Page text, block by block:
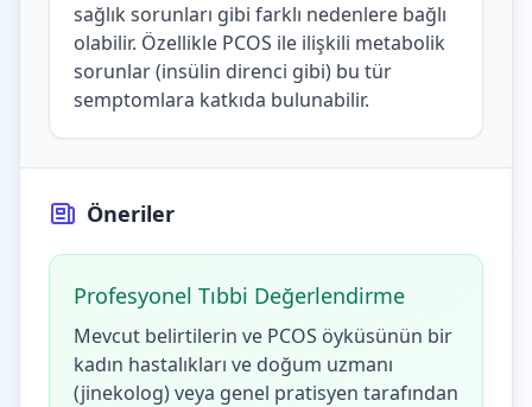
sağlık sorunları gibi farklı nedenlere bağlı
olabilir. Özellikle PCOS ile ilişkili metabolik
sorunlar (insülin direnci gibi) bu tür
semptomlara katkıda bulunabilir.
Öneriler
Profesyonel Tıbbi Değerlendirme
Mevcut belirtilerin ve PCOS öyküsünün bir
kadın hastalıkları ve doğum uzmanı
(jinekolog) veya genel pratisyen tarafından